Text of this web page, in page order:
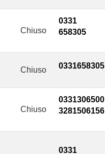
Chiuso
0331
658305
Chiuso 0331658305
Chiuso
0331306500
3281506156
0331